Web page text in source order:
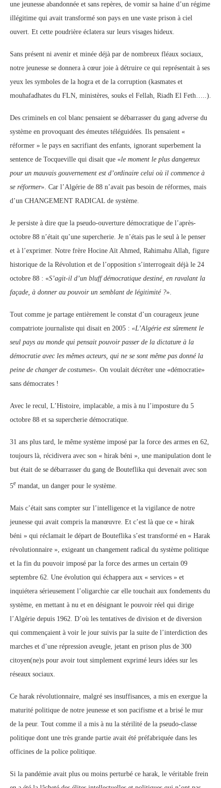
une jeunesse abandonnée et sans repères, de vomir sa haine d’un régime
illégitime qui avait transformé son pays en une vaste prison à ciel
ouvert. Et cette poudrière éclatera sur leurs visages hideux.
Sans présent ni avenir et minée déjà par de nombreux fléaux sociaux,
notre jeunesse se donnera à cœur joie à détruire ce qui représentait à ses
yeux les symboles de la hogra et de la corruption (kasmates et
mouhafadhates du FLN, ministères, souks el Fellah, Riadh El Feth…..).
Des criminels en col blanc pensaient se débarrasser du gang adverse du
système en provoquant des émeutes téléguidées. Ils pensaient «
réformer » le pays en sacrifiant des enfants, ignorant superbement la
sentence de Tocqueville qui disait que «le moment le plus dangereux
pour un mauvais gouvernement est d’ordinaire celui où il commence à
se réformer». Car l’Algérie de 88 n’avait pas besoin de réformes, mais
d’un CHANGEMENT RADICAL de système.
Je persiste à dire que la pseudo-ouverture démocratique de l’après-
octobre 88 n’était qu’une supercherie. Je n’étais pas le seul à le penser
et à l’exprimer. Notre frère Hocine Aït Ahmed, Rahimahu Allah, figure
historique de la Révolution et de l’opposition s’interrogeait déjà le 24
octobre 88 : «S’agit-il d’un bluff démocratique destiné, en ravalant la
façade, à donner au pouvoir un semblant de légitimité ?».
Tout comme je partage entièrement le constat d’un courageux jeune
compatriote journaliste qui disait en 2005 : «L’Algérie est sûrement le
seul pays au monde qui pensait pouvoir passer de la dictature à la
démocratie avec les mêmes acteurs, qui ne se sont même pas donné la
peine de changer de costumes». On voulait décréter une «démocratie»
sans démocrates !
Avec le recul, L’Histoire, implacable, a mis à nu l’imposture du 5
octobre 88 et sa supercherie démocratique.
31 ans plus tard, le même système imposé par la force des armes en 62,
toujours là, récidivera avec son « hirak béni », une manipulation dont le
but était de se débarrasser du gang de Bouteflika qui devenait avec son
5e mandat, un danger pour le système.
Mais c’était sans compter sur l’intelligence et la vigilance de notre
jeunesse qui avait compris la manœuvre. Et c’est là que ce « hirak
béni » qui réclamait le départ de Bouteflika s’est transformé en « Harak
révolutionnaire », exigeant un changement radical du système politique
et la fin du pouvoir imposé par la force des armes un certain 09
septembre 62. Une évolution qui échappera aux « services » et
inquiétera sérieusement l’oligarchie car elle touchait aux fondements du
système, en mettant à nu et en désignant le pouvoir réel qui dirige
l’Algérie depuis 1962. D’où les tentatives de division et de diversion
qui commençaient à voir le jour suivis par la suite de l’interdiction des
marches et d’une répression aveugle, jetant en prison plus de 300
citoyen(ne)s pour avoir tout simplement exprimé leurs idées sur les
réseaux sociaux.
Ce harak révolutionnaire, malgré ses insuffisances, a mis en exergue la
maturité politique de notre jeunesse et son pacifisme et a brisé le mur
de la peur. Tout comme il a mis à nu la stérilité de la pseudo-classe
politique dont une très grande partie avait été préfabriquée dans les
officines de la police politique.
Si la pandémie avait plus ou moins perturbé ce harak, le véritable frein